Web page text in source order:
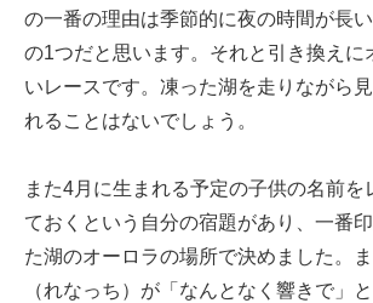
の一番の理由は季節的に夜の時間が長
の1つだと思います。それと引き換えに
いレースです。凍った湖を走りながら
れることはないでしょう。
また4月に生まれる予定の子供の名前を
ておくという自分の宿題があり、一番
た湖のオーロラの場所で決めました。
（れなっち）が「なんとなく響きで」